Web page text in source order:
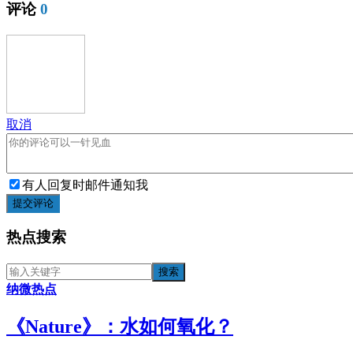
评论0
取消
有人回复时邮件通知我
提交评论
热点搜索
纳微热点
《​Nature》：水如何氧化？